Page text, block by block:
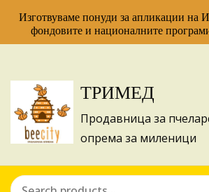
ТРИМЕД
Продавница за
опрема за миленици
Изготвуваме понуди за апликации
фондовите и националните